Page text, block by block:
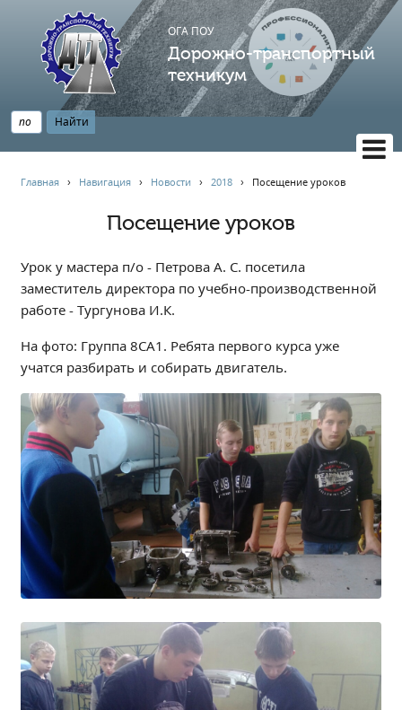
ОГА ПОУ
Дорожно-транспортный
техникум
Профессионалитет
АБИТУРИЕНТУ
Опрос по качеству образования
Новости
Наблюдательный совет
Информация
Независимая оценка качества
Профориентация
Обращения онлайн
Контакты
Региональный центр по профилактике ДДТТ
Учебно-производственный комплекс
Центр карьеры
Противодействие коррупции
Всероссийское чемпионатное движение
Региональная инновационная площадка
СВЕДЕНИЯ ОБ ОБРАЗОВАТЕЛЬНОЙ ОРГАНИЗАЦИИ
Главная › Навигация › Новости ›2018 › Посещение уроков
Посещение уроков
Урок у мастера п/о - Петрова А. С. посетила
заместитель директора по учебно-производственной
работе - Тургунова И.К.
На фото: Группа 8СА1. Ребята первого курса уже
учатся разбирать и собирать двигатель.